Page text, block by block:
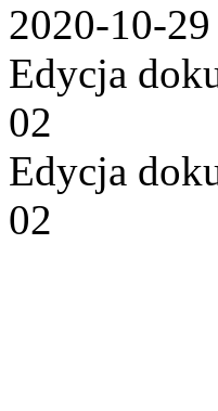
2020-10-29
Edycja
02
Edycja
02